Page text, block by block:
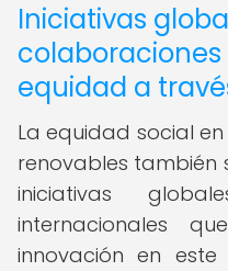
Iniciativas
equidad a
La equidad social
renovables también
iniciativas
internacionales
innovación en este